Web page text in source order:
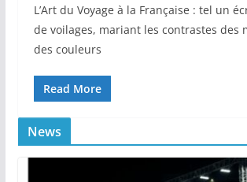
L’Art du Voyage à la Française : tel un
de voilages, mariant les contrastes des
des couleurs
Read More
News